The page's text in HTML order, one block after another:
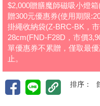
$2,000贈膳魔師磁吸小燈
贈300元優惠券(使用期限
掛繩收納袋(Z-BRC-BK，
28cm(FND-F28D，市價
單優惠券不累贈，僅取最
止。
排序：